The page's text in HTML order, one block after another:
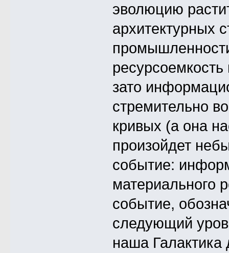
эволюцию
архитектурных
зато
стремительно
кривых (а она
произойдет
событие:
материального
событие,
следующий
наша Галактика